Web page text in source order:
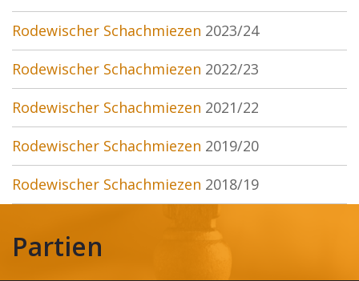
Rodewischer Schachmiezen 2023/24
Rodewischer Schachmiezen 2022/23
Rodewischer Schachmiezen 2021/22
Rodewischer Schachmiezen 2019/20
Rodewischer Schachmiezen 2018/19
Partien